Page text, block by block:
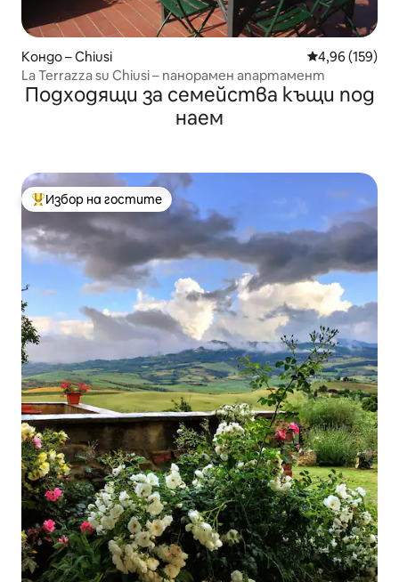
Кондо – Chiusi Средна
4,96 (159)
La Terrazza su Chiusi – панорамен апартамент
Подходящи за семейства къщи под
наем
Най-популярен избор на гостите
Избор на гостите